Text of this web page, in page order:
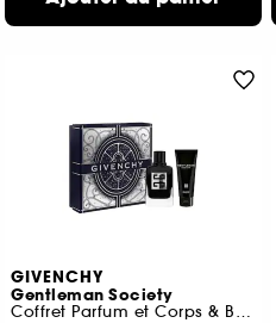
GIVENCHY
Gentleman Society
Coffret Parfum et Corps & Bain